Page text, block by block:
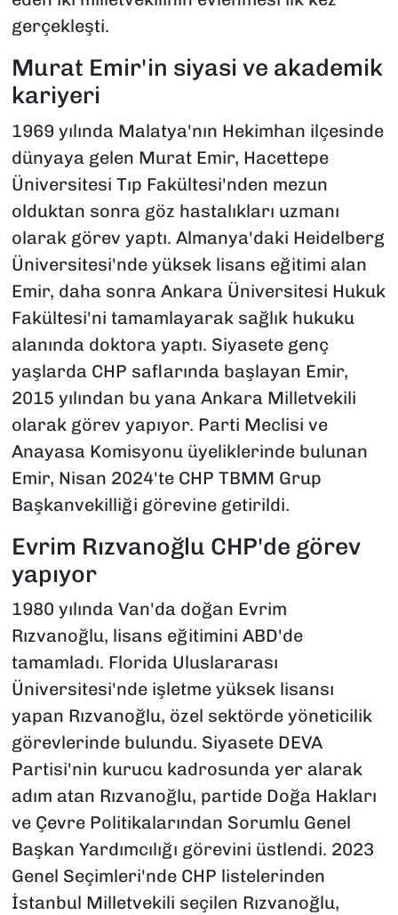
gerçekleşti.
Murat Emir'in siyasi ve akademik
kariyeri
1969 yılında Malatya'nın Hekimhan ilçesinde
dünyaya gelen Murat Emir, Hacettepe
Üniversitesi Tıp Fakültesi'nden mezun
olduktan sonra göz hastalıkları uzmanı
olarak görev yaptı. Almanya'daki Heidelberg
Üniversitesi'nde yüksek lisans eğitimi alan
Emir, daha sonra Ankara Üniversitesi Hukuk
Fakültesi'ni tamamlayarak sağlık hukuku
alanında doktora yaptı. Siyasete genç
yaşlarda CHP saflarında başlayan Emir,
2015 yılından bu yana Ankara Milletvekili
olarak görev yapıyor. Parti Meclisi ve
Anayasa Komisyonu üyeliklerinde bulunan
Emir, Nisan 2024'te CHP TBMM Grup
Başkanvekilliği görevine getirildi.
Evrim Rızvanoğlu CHP'de görev
yapıyor
1980 yılında Van'da doğan Evrim
Rızvanoğlu, lisans eğitimini ABD'de
tamamladı. Florida Uluslararası
Üniversitesi'nde işletme yüksek lisansı
yapan Rızvanoğlu, özel sektörde yöneticilik
görevlerinde bulundu. Siyasete DEVA
Partisi'nin kurucu kadrosunda yer alarak
adım atan Rızvanoğlu, partide Doğa Hakları
ve Çevre Politikalarından Sorumlu Genel
Başkan Yardımcılığı görevini üstlendi. 2023
Genel Seçimleri'nde CHP listelerinden
İstanbul Milletvekili seçilen Rızvanoğlu,